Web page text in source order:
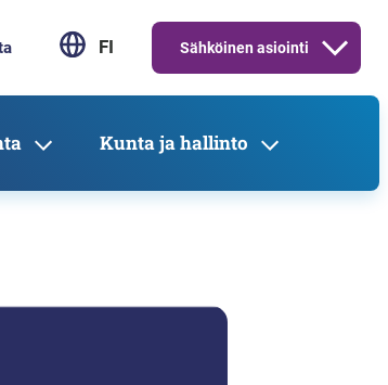
FI Sähköinen asiointi
Kunta ja hallinto